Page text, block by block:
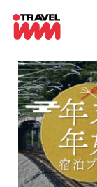
スキーツアーTOP